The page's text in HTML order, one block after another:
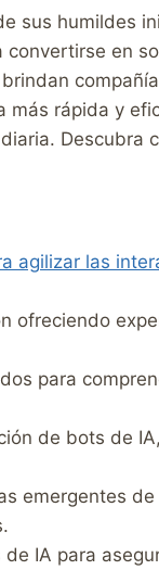
sus humildes
convertirse en
rápida y
Descubra
agilizar las
ofreciendo
para
de bots de
emergentes
IA para